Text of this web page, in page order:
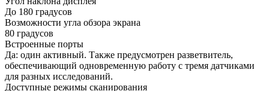
До 180 градусов
Возможности угла обзора экрана
80 градусов
Встроенные порты
Да: один активный. Также предусмотрен разветвитель,
обеспечивающий одновременную работу с тремя датчиками
для разных исследований.
Доступные режимы сканирования